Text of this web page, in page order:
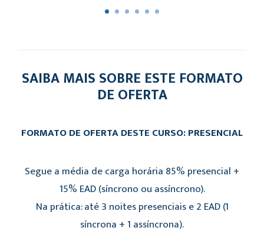
SAIBA MAIS SOBRE ESTE FORMATO
DE OFERTA
FORMATO DE OFERTA DESTE CURSO: PRESENCIAL
Segue a média de carga horária 85% presencial +
15% EAD (síncrono ou assíncrono).
Na prática: até 3 noites presenciais e 2 EAD (1
síncrona + 1 assíncrona).